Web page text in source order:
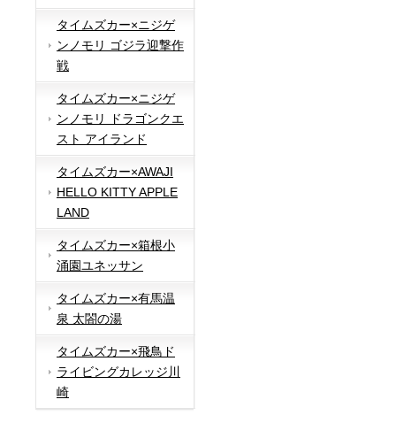
タイムズカー×ニジゲ
ンノモリ ゴジラ迎撃作
戦
タイムズカー×ニジゲ
ンノモリ ドラゴンクエ
スト アイランド
タイムズカー×AWAJI
HELLO KITTY APPLE
LAND
タイムズカー×箱根小
涌園ユネッサン
タイムズカー×有馬温
泉 太閤の湯
タイムズカー×飛鳥ド
ライビングカレッジ川
崎